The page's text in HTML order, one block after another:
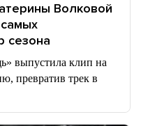
Волковой
сезона
выпустила клип на
превратив трек в